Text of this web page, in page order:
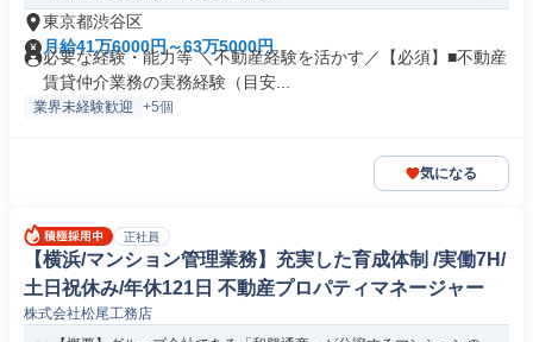
東京都渋谷区
月給41万6000円～63万5000円
必要な経験・能力等 ＼不動産経験を活かす／【必須】■不動産
賃貸仲介業務の実務経験（目安...
業界未経験歓迎 +5個
気になる
正社員
【横浜/マンション管理業務】充実した育成体制 /実働7H/
土日祝休み/年休121日 不動産プロパティマネージャー
株式会社松尾工務店